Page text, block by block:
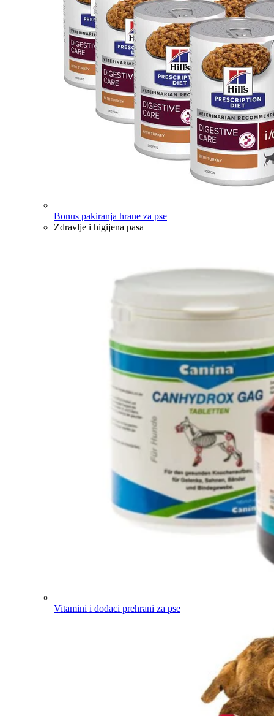
Bonus pakiranja hrane za pse
Zdravlje i higijena pasa
Vitamini i dodaci prehrani za pse